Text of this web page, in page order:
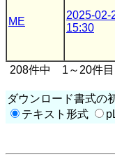
ME
2025-02-
15:30
208件中 1～20件目
ダウンロード書式の
テキスト形式